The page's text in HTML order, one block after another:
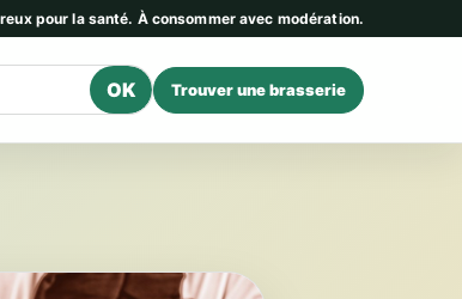
pour la santé. À consommer avec modération.
OK Trouver une brasserie